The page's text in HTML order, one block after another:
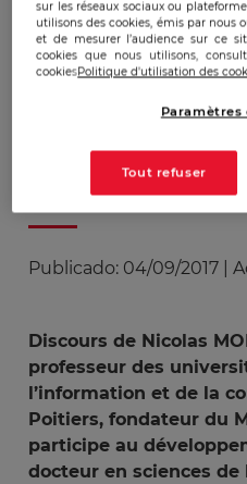
une vraie
de Nicolas
les 20 ans de
Publicado: 04/09/2017
Discours de Nicolas
professeur des
l’information et de la
Poitiers, fondateur du
participe au
docteur en sciences
sur les réseaux sociaux ou
utilisons des cookies, émis par nous
et de mesurer l’audience sur ce
cookies que nous utilisons,
cookiesPolitique d'utilisation des
Paramètres
Tout refuser